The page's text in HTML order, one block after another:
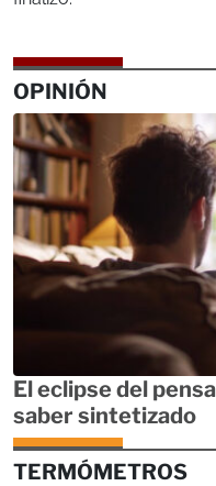
OPINIÓN
El eclipse del
saber sintetizado
TERMÓMETROS